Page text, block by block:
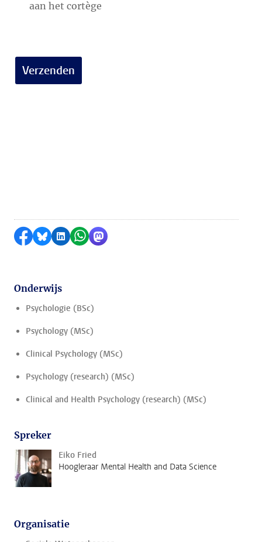
Delen op Facebook
Delen via Bluesky
Delen op LinkedIn
Delen via WhatsApp
Delen via Mastodon
Onderwijs
Psychologie (BSc)
Psychology (MSc)
Clinical Psychology (MSc)
Psychology (research) (MSc)
Clinical and Health Psychology (research) (MSc)
Spreker
Eiko Fried
Hoogleraar Mental Health and Data Science
Organisatie